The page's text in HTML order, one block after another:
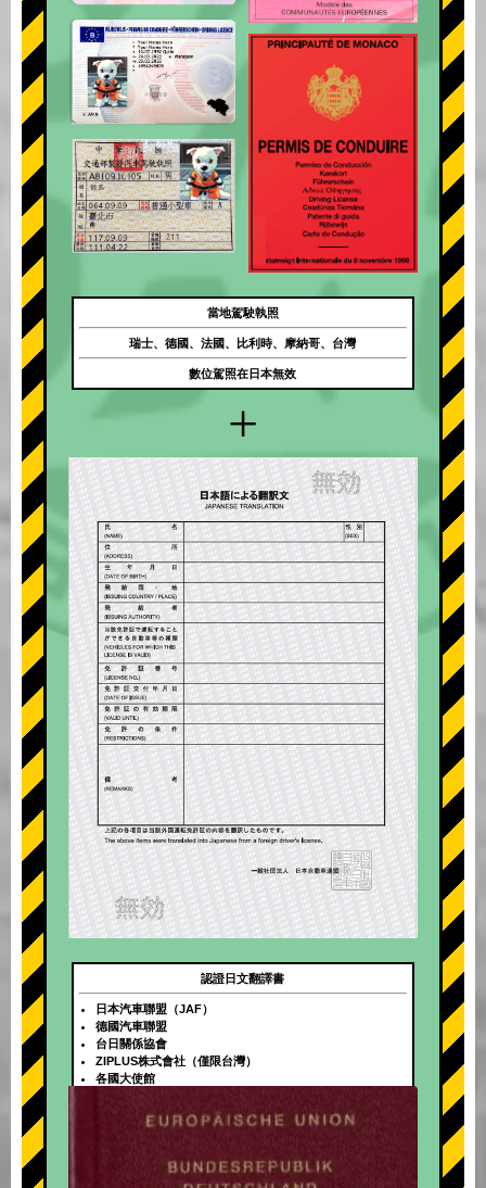
+
+
當地駕駛執照
瑞士、德國、法國、比利時、摩納哥、台灣
數位駕照在日本無效
認證日文翻譯書
日本汽車聯盟（JAF）
德國汽車聯盟
台日關係協會
ZIPLUS株式會社（僅限台灣）
各國大使館